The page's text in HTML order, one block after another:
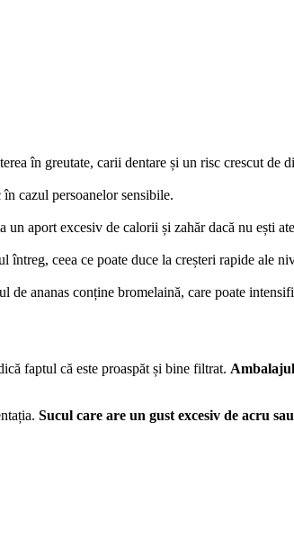
în greutate, carii dentare și un risc crescut de
cazul persoanelor sensibile.
un aport excesiv de calorii și zahăr dacă nu ești
întreg, ceea ce poate duce la creșteri rapide ale
de ananas conține bromelaină, care poate
faptul că este proaspăt și bine filtrat.
Sucul care are un gust excesiv de acru